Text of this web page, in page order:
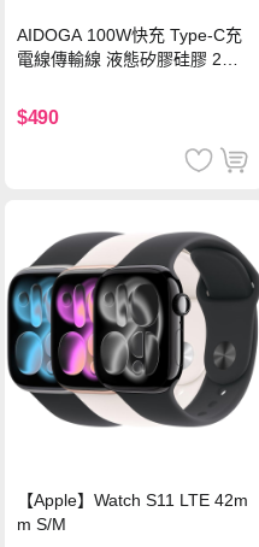
AIDOGA 100W快充 Type-C充
電線傳輸線 液態矽膠硅膠 2M
$490
【Apple】Watch S11 LTE 42m
m S/M